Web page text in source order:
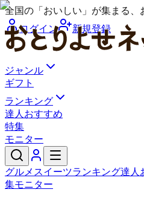
全国の「おいしい」が集まる、
ログイン
新規登録
ジャンル
ギフト
ランキング
達人おすすめ
特集
モニター
グルメ スイーツランキング達人
集モニター